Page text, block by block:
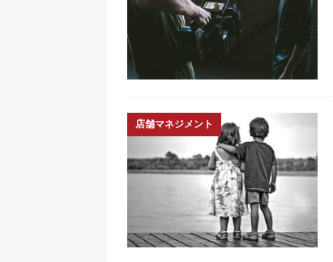
店舗マネジメント